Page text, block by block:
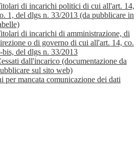
di incarichi politici di cui all'art. 14,
1, del dlgs n. 33/2013 (da pubblicare in
di incarichi di amministrazione, di
o di governo di cui all'art. 14, co.
bis, del dlgs n. 33/2013
dall'incarico (documentazione da
sul sito web)
per mancata comunicazione dei dati